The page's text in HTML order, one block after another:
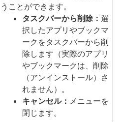
うことができます。
タスクバーから削除： 選
択したアプリやブックマ
ークをタスクバーから削
除します（実際のアプリ
やブックマークは、削除
（アンインストール）さ
れません）。
キャンセル： メニューを
閉じます。